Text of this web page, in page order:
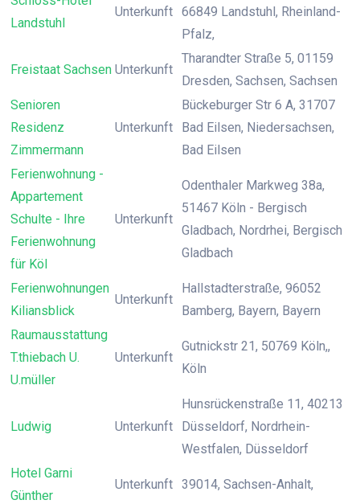
Landstuhl
Unterkunft 66849 Landstuhl, Rheinland-
Pfalz,
Freistaat Sachsen Unterkunft
Tharandter Straße 5, 01159
Dresden, Sachsen, Sachsen
Senioren
Residenz
Zimmermann
Unterkunft
Bückeburger Str 6 A, 31707
Bad Eilsen, Niedersachsen,
Bad Eilsen
Ferienwohnung -
Appartement
Schulte - Ihre
Ferienwohnung
für Köl
Unterkunft
Odenthaler Markweg 38a,
51467 Köln - Bergisch
Gladbach, Nordrhei, Bergisch
Gladbach
Ferienwohnungen
Kiliansblick
Unterkunft
Hallstadterstraße, 96052
Bamberg, Bayern, Bayern
Raumausstattung
T.thiebach U.
U.müller
Unterkunft
Gutnickstr 21, 50769 Köln,,
Köln
Ludwig Unterkunft
Hunsrückenstraße 11, 40213
Düsseldorf, Nordrhein-
Westfalen, Düsseldorf
Hotel Garni
Günther
Unterkunft 39014, Sachsen-Anhalt,